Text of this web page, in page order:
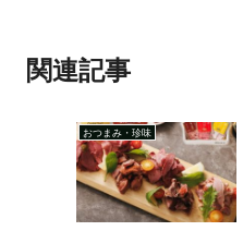
関連記事
おつまみ・珍味